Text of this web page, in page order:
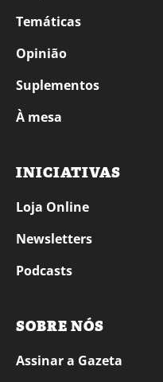
Temáticas
Opinião
Suplementos
À mesa
INICIATIVAS
Loja Online
Newsletters
Podcasts
SOBRE NÓS
Assinar a Gazeta